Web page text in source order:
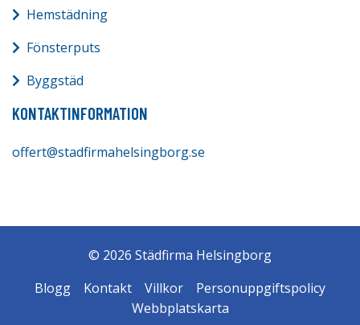
Hemstädning
Fönsterputs
Byggstäd
KONTAKTINFORMATION
offert@stadfirmahelsingborg.se
© 2026 Städfirma Helsingborg
Blogg
Kontakt Villkor
Personuppgiftspolicy
Webbplatskarta